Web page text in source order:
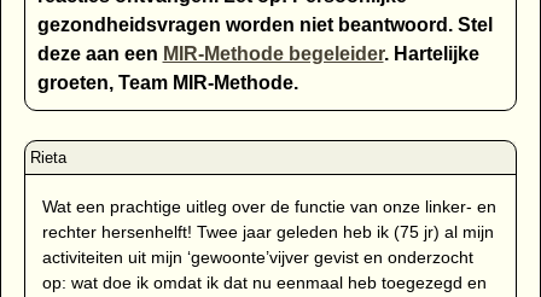
Wat een prachtige uitleg over de functie van onze linker- en
rechter hersenhelft! Twee jaar geleden heb ik (75 jr) al mijn
activiteiten uit mijn ‘gewoonte’vijver gevist en onderzocht
op: wat doe ik omdat ik dat nu eenmaal heb toegezegd en
gezondheidsvragen worden niet beantwoord. Stel
deze aan een MIR-Methode begeleider. Hartelijke
groeten, Team MIR-Methode.